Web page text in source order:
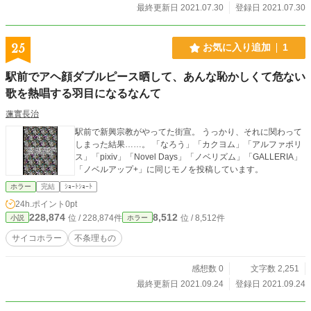
最終更新日 2021.07.30
登録日 2021.07.30
25 お気に入り追加 1
駅前でアヘ顔ダブルピース晒して、あんな恥かしくて危ない
歌を熱唱する羽目になるなんて
蓮實長治
駅前で新興宗教がやってた街宣。 うっかり、それに関わって
しまった結果……。 「なろう」「カクヨム」「アルファポリ
ス」「pixiv」「Novel Days」「ノベリズム」「GALLERIA」
「ノベルアップ+」に同じモノを投稿しています。
ホラー 完結 ｼｮｰﾄｼｮｰﾄ
24h.ポイント 0pt
小説 228,874 位 / 228,874件 ホラー 8,512 位 / 8,512件
サイコホラー 不条理もの
感想数 0
文字数 2,251
最終更新日 2021.09.24
登録日 2021.09.24